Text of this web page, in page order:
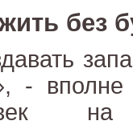
без
- вполне
на